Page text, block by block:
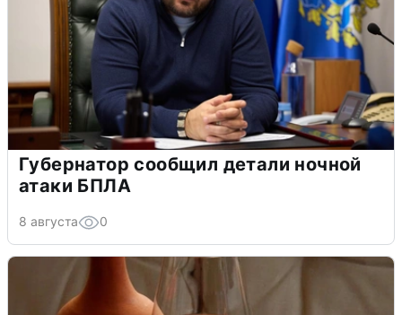
Губернатор сообщил детали ночной
атаки БПЛА
8 августа 0